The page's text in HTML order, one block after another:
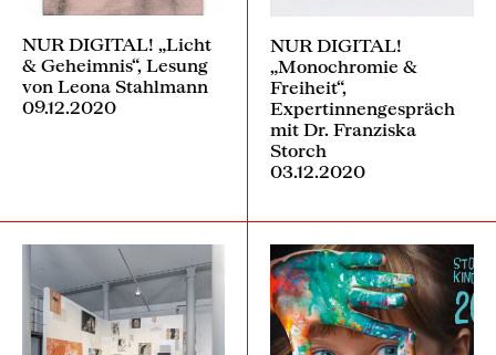
NUR DIGITAL! „Licht
& Geheimnis“, Lesung
von Leona Stahlmann
09.12.2020
NUR DIGITAL!
„Monochromie &
Freiheit“,
Expertinnengespräch
mit Dr. Franziska
Storch
03.12.2020